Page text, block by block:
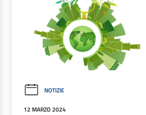
NOTIZIE
12 MARZO 2024